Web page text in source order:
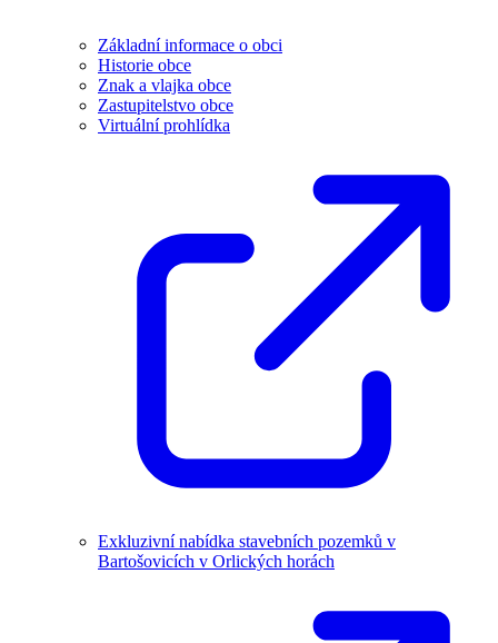
Základní informace o obci
Historie obce
Znak a vlajka obce
Zastupitelstvo obce
Virtuální prohlídka
Exkluzivní nabídka stavebních pozemků v
Bartošovicích v Orlických horách